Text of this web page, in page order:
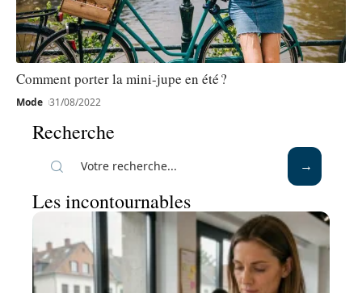
Comment porter la mini-jupe en été ?
Mode 31/08/2022
Recherche
Les incontournables